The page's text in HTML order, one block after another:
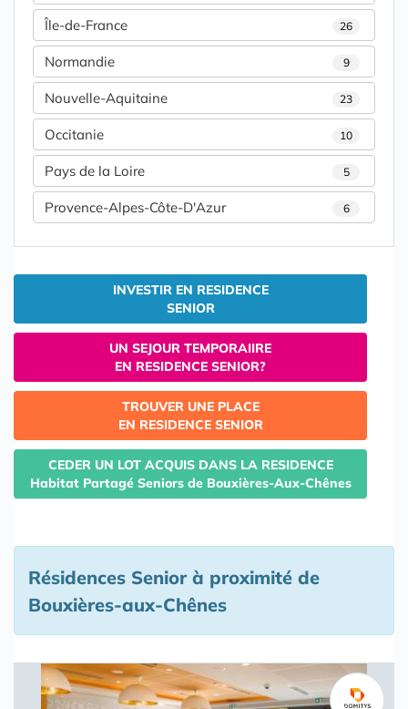
Île-de-France 26
Normandie 9
Nouvelle-Aquitaine 23
Occitanie 10
Pays de la Loire 5
Provence-Alpes-Côte-D'Azur 6
INVESTIR EN RESIDENCE
SENIOR
UN SEJOUR TEMPORAIIRE
EN RESIDENCE SENIOR?
TROUVER UNE PLACE
EN RESIDENCE SENIOR
CEDER UN LOT ACQUIS DANS LA RESIDENCE
Habitat Partagé Seniors de Bouxières-Aux-Chênes
Résidences Senior à proximité de
Bouxières-aux-Chênes